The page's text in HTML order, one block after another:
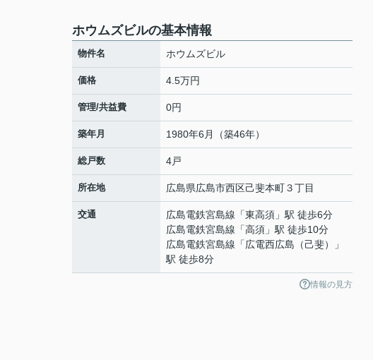
ホウムズビルの基本情報
物件名 ホウムズビル
価格 4.5万円
管理/共益費 0円
築年月 1980年6月（築46年）
総戸数 4戸
所在地 広島県広島市西区己斐本町３丁目
交通 広島電鉄宮島線 「東高須 」駅 徒歩6分
広島電鉄宮島線 「高須 」駅 徒歩10分
広島電鉄宮島線 「広電西広島（己斐）
」
駅 徒歩8分
情報の見方